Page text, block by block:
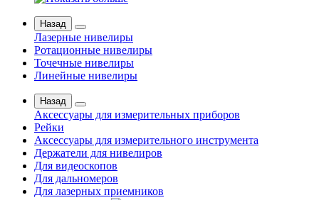
Назад
Лазерные нивелиры
Ротационные нивелиры
Точечные нивелиры
Линейные нивелиры
Назад
Аксессуары для измерительных приборов
Рейки
Аксессуары для измерительного инструмента
Держатели для нивелиров
Для видеоскопов
Для дальномеров
Для лазерных приемников